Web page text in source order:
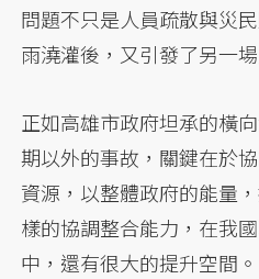
問題不只是人員疏散與災
雨澆灌後，又引發了另一場
正如高雄市政府坦承的橫
期以外的事故，關鍵在於
資源，以整體政府的能量
樣的協調整合能力，在我
中，還有很大的提升空間。